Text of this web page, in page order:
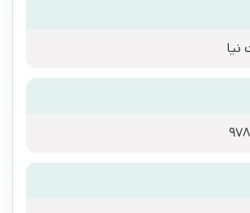
نیا